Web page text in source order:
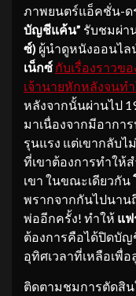
ภาพยนตร์แอ็คชั่น-ด
บัญชีแค้น” รับชมผ่า
ซ์) ผู้นำดูหนังออนไ
เน็กซ์ กับเรื่องราวขอ
เจ้านายหักหลังจนท
หลังจากนั้นผ่านไป
มาเนื่องจากมีอากา
รุนแรง แต่เขากลับไ
ที่เขาต้องการทำให้
เขา ในขณะเดียวกัน
พรากจากกันไปนาน
พ่ออีกครั้ง! ทำให้ แฟ
ต้องการคือได้ปิดบั
อุทิศเวลาที่เหลือเพื่
ติดตามชมการตัดสิน